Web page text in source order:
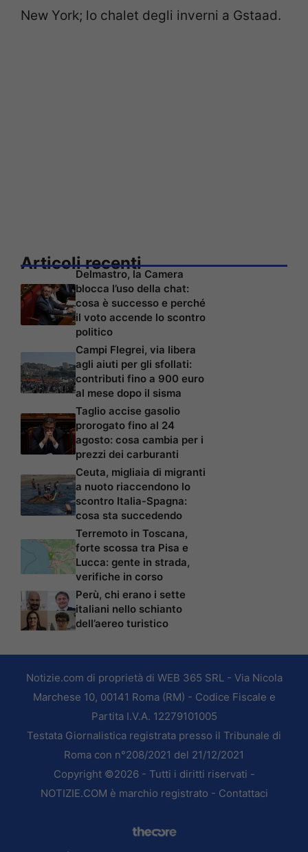
New York; lo chalet degli inverni a Gstaad.
Articoli recenti
Delmastro, la Camera
blocca l’uso della chat:
cosa è successo e perché
il voto accende lo scontro
politico
Campi Flegrei, via libera
agli aiuti per gli sfollati:
contributi fino a 900 euro
al mese dopo il sisma
Taglio accise gasolio
prorogato fino al 24
agosto: cosa cambia per i
prezzi dei carburanti
Ceuta, migliaia di migranti
a nuoto riaccendono lo
scontro Italia-Spagna:
cosa sta succedendo
Terremoto in Toscana,
forte scossa tra Pisa e
Lucca: gente in strada,
verifiche in corso
Perù, chi erano i sette
italiani nello schianto
dell’aereo turistico
Notizie.com di proprietà di WEB 365 SRL - Via Nicola
Marchese 10, 00141 Roma (RM) - Codice Fiscale e
Partita I.V.A. 12279101005
Testata Giornalistica registrata presso il Tribunale di
Roma con n°208/2021 del 21/12/2021
Copyright ©2026 - Tutti i diritti riservati -
NOTIZIE.COM è marchio registrato - Contattaci